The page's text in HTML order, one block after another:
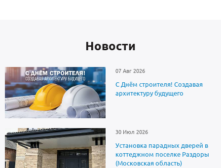
Новоcти
07 Авг 2026
С Днём строителя! Создавая
архитектуру будущего
30 Июл 2026
Установка парадных дверей в
коттеджном поселке Раздоры
(Московская область)